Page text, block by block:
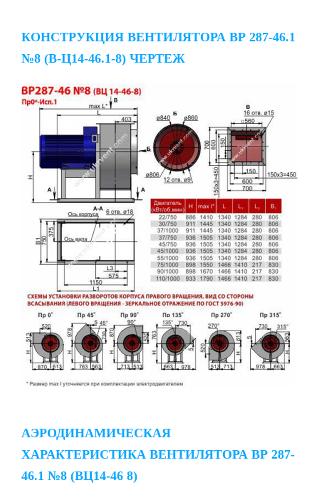
КОНСТРУКЦИЯ ВЕНТИЛЯТОРА ВР 287-46.1
№8 (В-Ц14-46.1-8) ЧЕРТЕЖ
АЭРОДИНАМИЧЕСКАЯ
ХАРАКТЕРИСТИКА ВЕНТИЛЯТОРА ВР 287-
46.1 №8 (ВЦ14-46 8)